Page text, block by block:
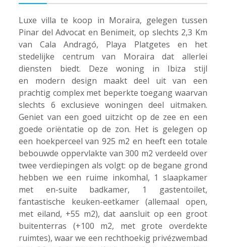
Luxe villa te koop in Moraira, gelegen tussen
Pinar del Advocat en Benimeit, op slechts 2,3 Km
van Cala Andragó, Playa Platgetes en het
stedelijke centrum van Moraira dat allerlei
diensten biedt. Deze woning in Ibiza stijl
en modern design maakt deel uit van een
prachtig complex met beperkte toegang waarvan
slechts 6 exclusieve woningen deel uitmaken.
Geniet van een goed uitzicht op de zee en een
goede oriëntatie op de zon. Het is gelegen op
een hoekperceel van 925 m2 en heeft een totale
bebouwde oppervlakte van 300 m2 verdeeld over
twee verdiepingen als volgt: op de begane grond
hebben we een ruime inkomhal, 1 slaapkamer
met en-suite badkamer, 1 gastentoilet,
fantastische keuken-eetkamer (allemaal open,
met eiland, +55 m2), dat aansluit op een groot
buitenterras (+100 m2, met grote overdekte
ruimtes), waar we een rechthoekig privézwembad